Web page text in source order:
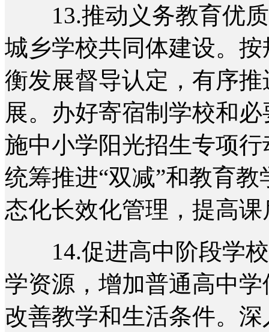
13.推动义务教育优质
城乡学校共同体建设。
衡发展督导认定，有序
展。办好寄宿制学校和
施中小学阳光招生专项
统筹推进“双减”和教育
态化长效化管理，提高
14.促进高中阶段学校
学资源，增加普通高中
改善教学和生活条件。